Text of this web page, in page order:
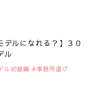
デルになれる？】３０
ル
ル初級編
事務所選び